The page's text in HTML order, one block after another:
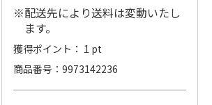
※配送先により送料は変動いたし
ます。
獲得ポイント： 1 pt
商品番号
9973142236